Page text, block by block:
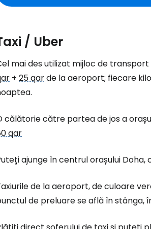
/ Uber
mai des utilizat mijloc de
+ 25 qarde la aeroport; fiecare
călătorie către partea de jos a
qar
ajunge în centrul orașului
de la aeroport, de culoare
de preluare se află în stânga,